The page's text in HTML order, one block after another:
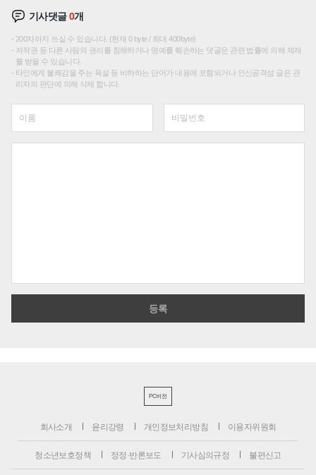
기사댓글0개
200자까지 쓰실 수 있습니다. (현재 0 byte / 최대 400byte)
저작권 등 다른 사람의 권리를 침해하거나 명예를 훼손하는 댓글은 관련 법률에 의해 제재
를 받을 수 있습니다.
타인에게 불쾌감을 주는 욕설 등 비하하는 단어가 내용에 포함되거나 인신공격성 글은 관
리자의 판단에 의해 삭제 합니다.
PC버전
회사소개 윤리강령 개인정보처리방침 이용자위원회
청소년보호정책 정정·반론보도 기사심의규정 불편신고